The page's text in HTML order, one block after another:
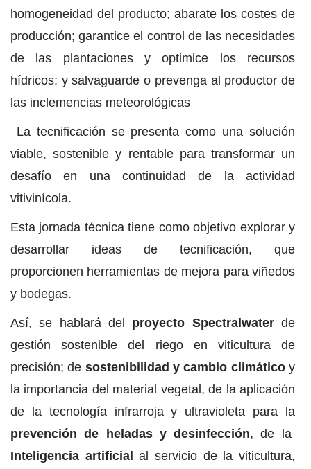
homogeneidad del producto; abarate los costes de
producción; garantice el control de las necesidades
de las plantaciones y optimice los recursos
hídricos; y salvaguarde o prevenga al productor de
las inclemencias meteorológicas
La tecnificación se presenta como una solución
viable, sostenible y rentable para transformar un
desafío en una continuidad de la actividad
vitivinícola.
Esta jornada técnica tiene como objetivo explorar y
desarrollar ideas de tecnificación, que
proporcionen herramientas de mejora para viñedos
y bodegas.
Así, se hablará del proyecto Spectralwaterde
gestión sostenible del riego en viticultura de
precisión; de sostenibilidad y cambio climáticoy
la importancia del material vegetal, de la aplicación
de la tecnología infrarroja y ultravioleta para la
prevención de heladas y desinfección, de la
Inteligencia artificial
al servicio de la viticultura,